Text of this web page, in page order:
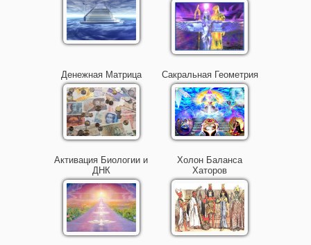
Денежная Матрица Сакральная Геометрия
Активация Биологии и
ДНК
Холон Баланса
Хаторов